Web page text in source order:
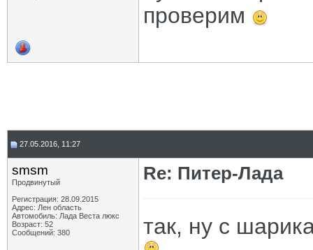
проверим
27.05.2016, 11:27
smsm
Продвинутый
Регистрация: 28.09.2015
Адрес: Лен область
Автомобиль: Лада Веста люкс
Возраст: 52
Сообщений: 380
Re: Питер-Лада
так, ну с